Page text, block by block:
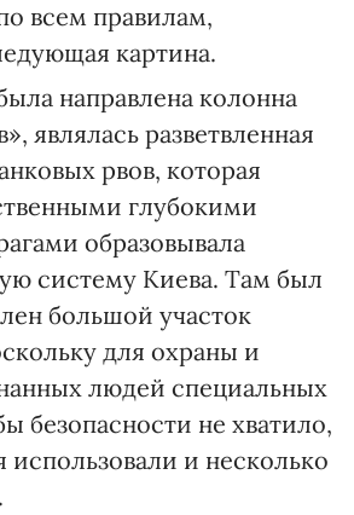
всем правилам,
картина.
направлена колонна
являлась разветвленная
рвов, которая
глубокими
образовывала
систему Киева. Там был
большой участок
для охраны и
людей специальных
безопасности не хватило,
использовали и несколько